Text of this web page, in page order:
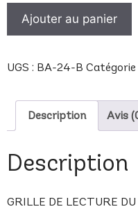
24
Ajouter au panier
UGS : BA-24-B Catégorie
Description Avis
Description
GRILLE DE LECTURE